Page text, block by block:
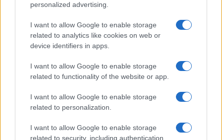
personalized advertising.
I want to allow Google to enable storage
related to analytics like cookies on web or
device identifiers in apps.
I want to allow Google to enable storage
related to functionality of the website or app.
I want to allow Google to enable storage
related to personalization.
I want to allow Google to enable storage
related to security, including authentication
Italia
Casa Magazine
Donne Magazine
Food Blog
Milano Notizie
Notizie.it
Offerte Shopping
Professione Lavoro
Sport Magazine